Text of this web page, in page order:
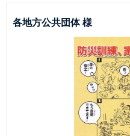
各地方公共団体 様